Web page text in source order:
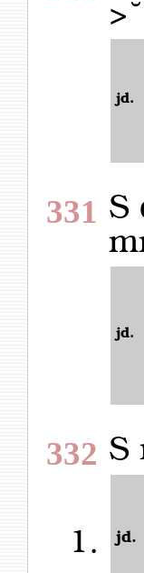
> ̆
jd.
331 S
jd.
332 S
jd.